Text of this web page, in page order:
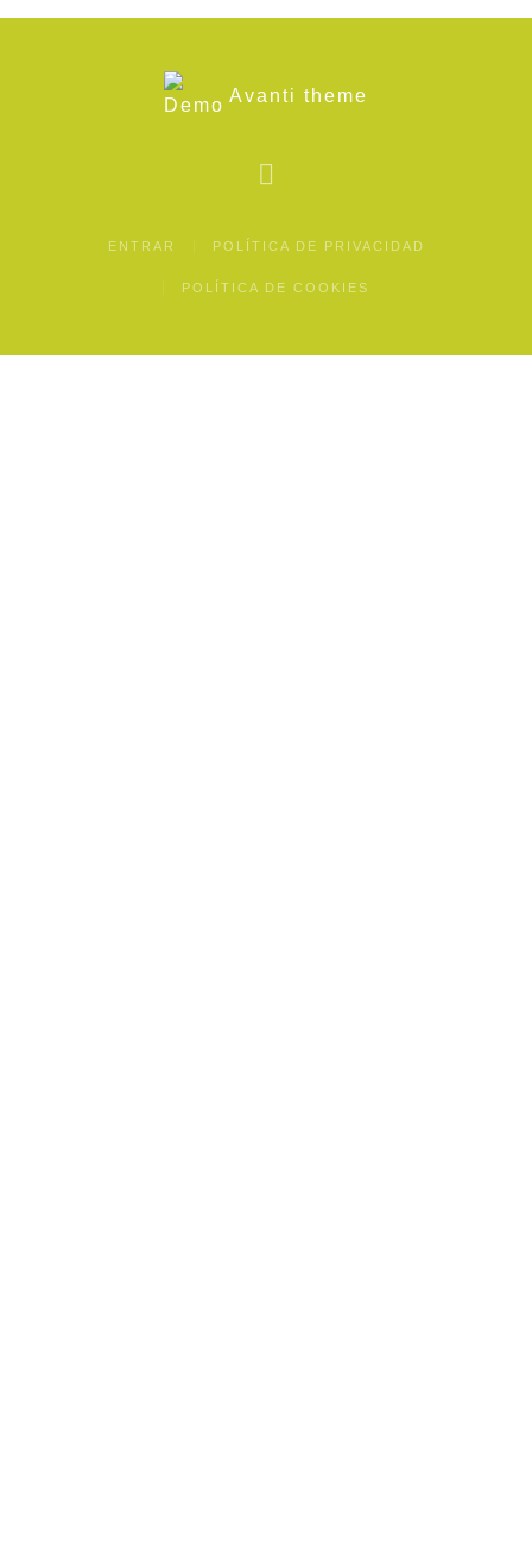
Avanti theme
ENTRAR POLÍTICA DE PRIVACIDAD
POLÍTICA DE COOKIES